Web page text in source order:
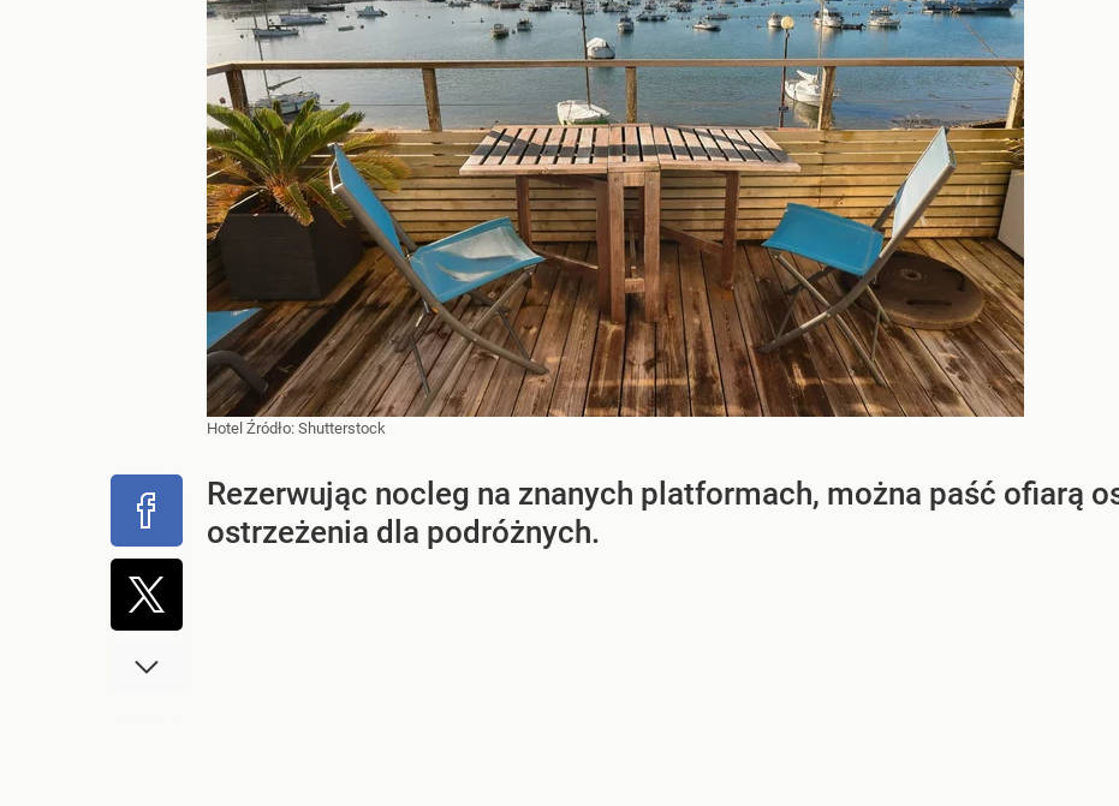
Hotel Źródło: Shutterstock
Rezerwując nocleg na znanych platformach, można paść ofiarą
ostrzeżenia dla podróżnych.